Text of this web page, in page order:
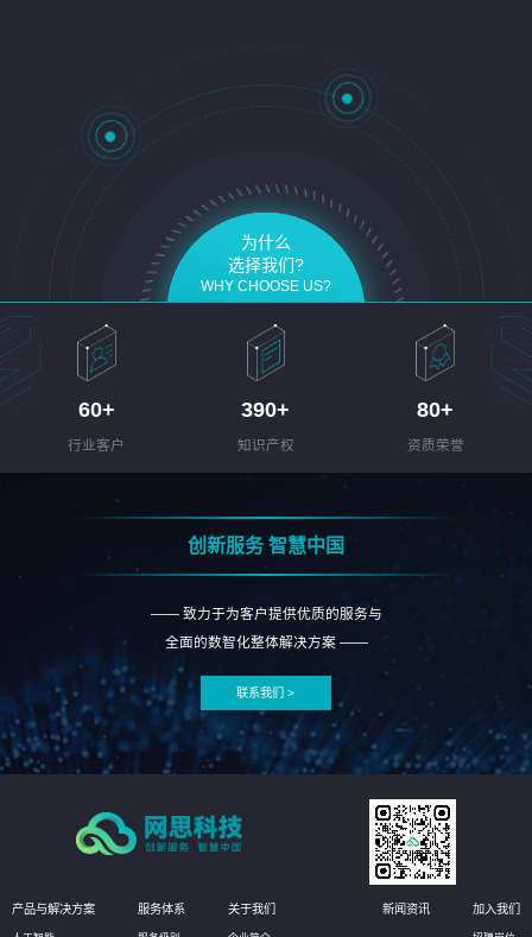
为什么
选择我们?
WHY CHOOSE US?
60+
行业客户
390+
知识产权
80+
资质荣誉
创新服务 智慧中国
—— 致力于为客户提供优质的服务与
全面的数智化整体解决方案 ——
联系我们 >
产品与解决方案 服务体系 关于我们 新闻资讯 加入我们